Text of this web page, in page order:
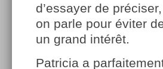
d’essayer de
on parle pour éviter
un grand intérêt.
Patricia a